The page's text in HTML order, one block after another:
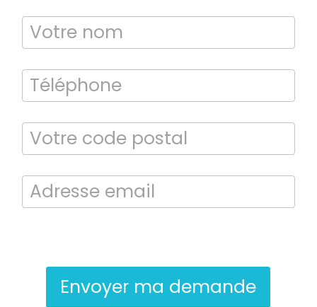
TERMITES
Envoyer ma demande